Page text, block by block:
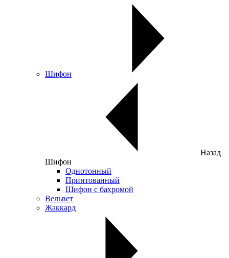
Шифон
Назад
Шифон
Однотонный
Принтованный
Шифон с бахромой
Вельвет
Жаккард